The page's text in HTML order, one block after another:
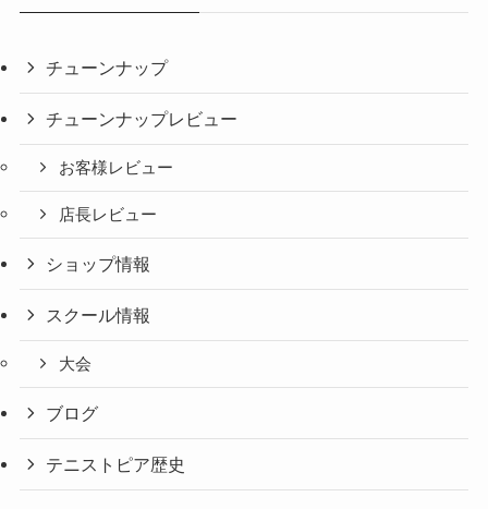
チューンナップ
チューンナップレビュー
お客様レビュー
店長レビュー
ショップ情報
スクール情報
大会
ブログ
テニストピア歴史